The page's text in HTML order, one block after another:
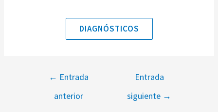
DIAGNÓSTICOS
← Entrada
anterior
Entrada
siguiente →